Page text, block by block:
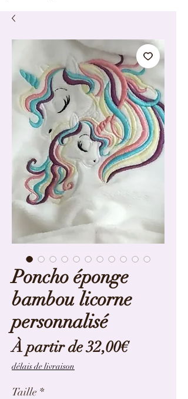
Poncho éponge
bambou licorne
personnalisé
À partir de32,00€Prix
délais de livraison
Taille *